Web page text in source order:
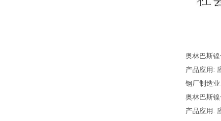
奥林巴斯
产品应用:
钢厂制造
奥林巴斯
产品应用: